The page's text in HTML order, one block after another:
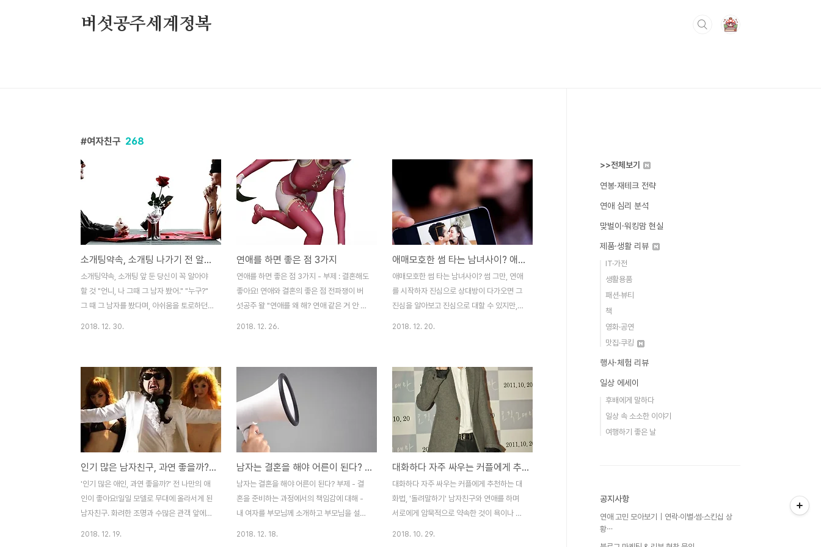
버섯공주세계정복
여자친구 268
소개팅약속, 소개팅 나가기 전 알아야 할 것
소개팅약속, 소개팅 앞 둔 당신이 꼭 알아야
할 것 "언니, 나 그때 그 남자 봤어." "누구?"
그 때 그 남자를 봤다며, 아쉬움을 토로하던
고 생각했었는데 오늘 보니까 너무 괜찮은 거
야." 당시 후배에게 소개팅을 시켜줬을 때, 성
격이나 매너나 다른 것은 다 마음에 드는데
옷을 너무 못 입는다며, 옷 입는 스타일이 마
음에 들지 않는다고 거절했었습니다. 오! 노!
이 소개팅남 내 스타일 아님! /
@CREATISTA / 셔터스톡 후배가 '못생긴
건 용서해도 옷 못입는 건 용서 못한다'는 생
각을 너무 강하게 가지고 있던 ..
2018. 12. 30.
연애를 하면 좋은 점 3가지
연애를 하면 좋은 점 3가지 - 부제 : 결혼해도
좋아요! 연애와 결혼의 좋은 점 전파쟁이 버
섯공주 왈 "연애를 왜 해? 연애 같은 거 안 해
같은 거 왜 하냐는 말이 나왔습니다. 정확히
는 이 친구 말대로 해도 그만, 안 해도 그만.
하지만 연애, 요고 요고 정말 제대로 하면 세
상이 밝아 보이고 예뻐 보이는 경험을 할 수
있어요. +_+ (막 이러고) 여유로운 집안에서
부모님의 사랑을 독차지 하며 귀하게 커 오다
갑작스런 부모님의 이혼소식에 핵폭탄 급의
충격을 받고 끙끙 앓았습니다. 열 세 살이라
는 어린 나이에 두 분의 이혼은..
2018. 12. 26.
애매모호한 썸 타는 남녀사이? 애매모호 썸 그만, 연애를 시작하자
애매모호한 썸 타는 남녀사이? 썸 그만, 연애
를 시작하자 진심으로 상대방이 다가오면 그
진심을 알아보고 진심으로 대할 수 있지만,
처 받기 싫어하고 누구보다 자기 자신을 보호
하려는 심리가 강하니 말이죠. 그래서일까요.
충분히 서로의 호감을 확인하고 호감 대 호감
으로 좋은 관계로 발전할 수 있는 사이에서도
이런 핀트가 맞지 않아 인연으로 이어지지 않
는 경우가 많습니다. 분명 '썸' 단계가 맞았던
것 같은데! 어느 순간 흐지부지 된 것 같다-
그 속사정을 들여다 보면 어느 누구도 손을
내밀지 않아서 그냥 그저 그렇게- 지..
2018. 12. 20.
인기 많은 남자친구, 과연 좋을까? 여자친구 마음은 말이죠
'인기 많은 애인, 과연 좋을까?' 전 나만의 애
인이 좋아요!일일 모델로 무대에 올라서게 된
남자친구. 화려한 조명과 수많은 관객 앞에서
2018. 12. 19.
남자는 결혼을 해야 어른이 된다? 결혼한 남자의 멋짐폭발!
남자는 결혼을 해야 어른이 된다? 부제 - 결
혼을 준비하는 과정에서의 책임감에 대해 -
내 여자를 부모님께 소개하고 부모님을 설득
2018. 12. 18.
대화하다 자주 싸우는 커플에게 추천하는 대화법, '돌려말하기'
대화하다 자주 싸우는 커플에게 추천하는 대
화법, '돌려말하기' 남자친구와 연애를 하며
서로에게 암묵적으로 약속한 것이 욕이나 비
2018. 10. 29.
>>전체보기
연봉·재테크 전략
연애 심리 분석
맞벌이·워킹맘 현실
제품·생활 리뷰
IT·가전
생활용품
패션·뷰티
책
영화·공연
맛집·쿠킹
행사·체험 리뷰
일상 에세이
후배에게 말하다
일상 속 소소한 이야기
여행하기 좋은 날
공지사항
연애 고민 모아보기｜연락·이별·썸·스킨십 상
황⋯